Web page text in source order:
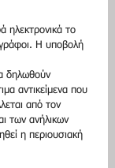
ηλεκτρονικά το
Η υποβολή
δηλωθούν
αντικείμενα που
από τον
των ανήλικων
η περιουσιακή